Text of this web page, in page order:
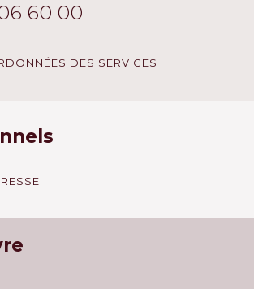
60 00
DES SERVICES